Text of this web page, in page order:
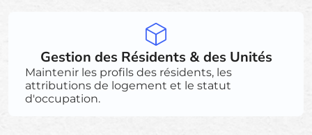
Gestion des Résidents & des Unités
Maintenir les profils des résidents, les
attributions de logement et le statut
d'occupation.